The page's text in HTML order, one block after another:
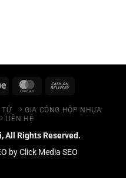
TỬ
GIA CÔNG HỘP NHỰA
LIÊN HỆ
All Rights Reserved.
byClick Media SEO